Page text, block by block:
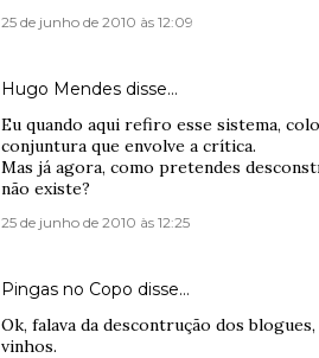
25 de junho de 2010 às 12:09
Hugo Mendes disse…
Eu quando aqui refiro esse sistema,
conjuntura que envolve a crítica.
Mas já agora, como pretendes
não existe?
25 de junho de 2010 às 12:25
Pingas no Copo disse…
Ok, falava da descontrução dos
vinhos.